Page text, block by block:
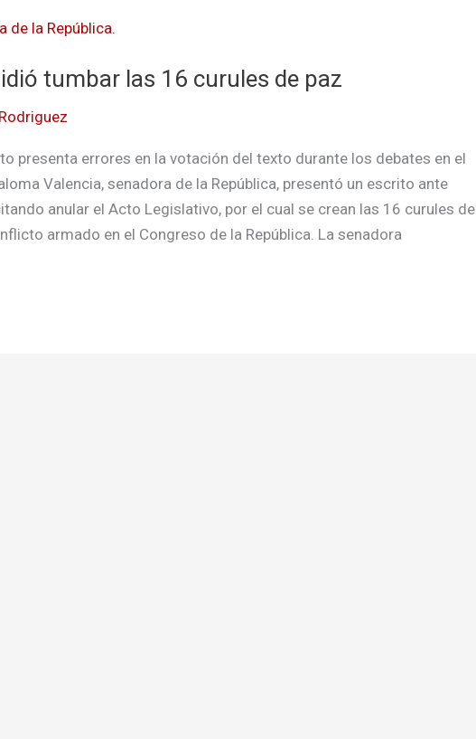
tumbar las 16 curules de paz
presenta errores en la votación del texto durante los debates en el
Valencia, senadora de la República, presentó un escrito ante
anular el Acto Legislativo, por el cual se crean las 16 curules de
armado en el Congreso de la República. La senadora